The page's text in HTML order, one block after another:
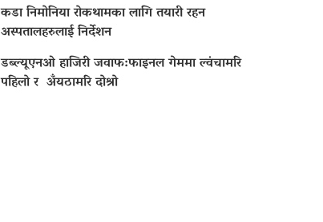
कडा निमोनिया रोकथामका लागि तयारी रहन
अस्पतालहरुलाई निर्देशन
डब्ल्यूएनओ हाजिरी जवाफ:फाइनल गेममा ल्वंचामरि
पहिलो र अँयठामरि दोश्रो